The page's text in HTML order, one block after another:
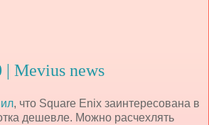
| Mevius news
, что Square Enix заинтересована в
дешевле. Можно расчехлять